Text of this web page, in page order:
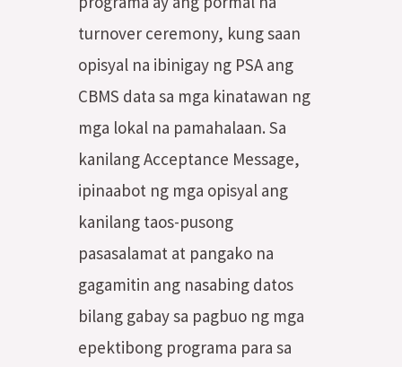
turnover ceremony, kung saan
opisyal na ibinigay ng PSA ang
CBMS data sa mga kinatawan ng
mga lokal na pamahalaan. Sa
kanilang Acceptance Message,
ipinaabot ng mga opisyal ang
kanilang taos-pusong
pasasalamat at pangako na
gagamitin ang nasabing datos
bilang gabay sa pagbuo ng mga
epektibong programa para sa